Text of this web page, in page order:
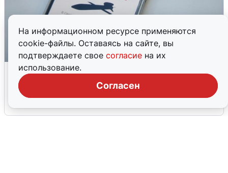
На информационном ресурсе применяются
cookie-файлы. Оставаясь на сайте, вы
подтверждаете свое согласие на их
использование.
Согласен
Ракетная опасность в Свердловской
области: что известно